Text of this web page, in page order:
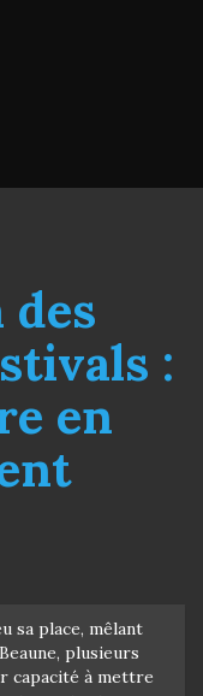
des
:
en
sa place, mêlant
plusieurs
capacité à mettre